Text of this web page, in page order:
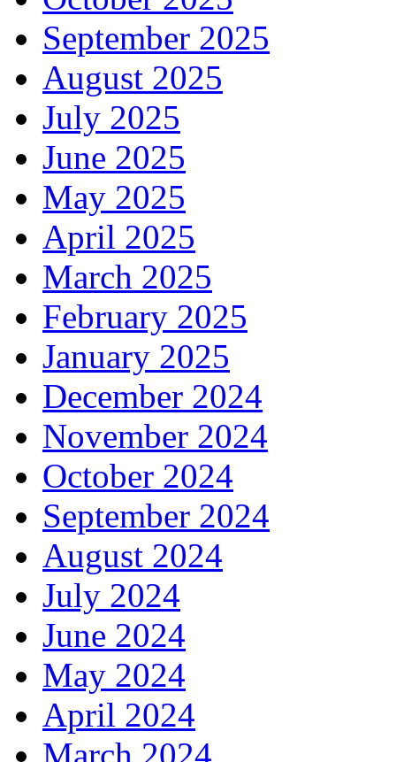
September 2025
August 2025
July 2025
June 2025
May 2025
April 2025
March 2025
February 2025
January 2025
December 2024
November 2024
October 2024
September 2024
August 2024
July 2024
June 2024
May 2024
April 2024
March 2024